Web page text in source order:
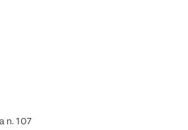
n. 107